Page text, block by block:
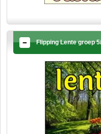
Flipping Lente groep